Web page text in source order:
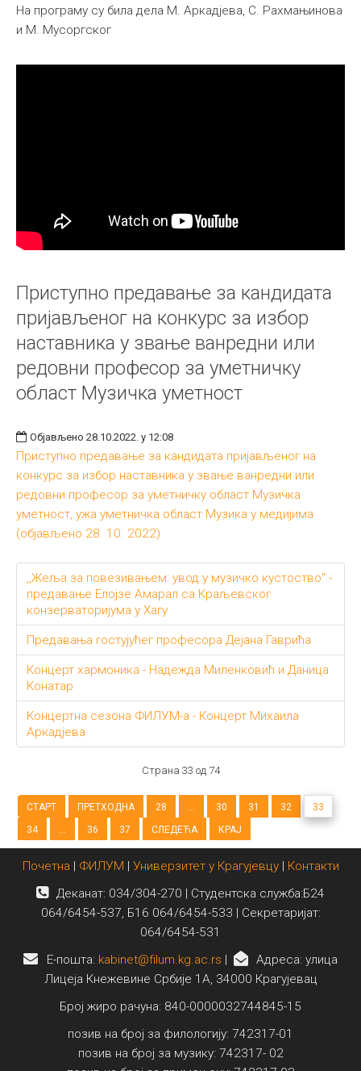
На програму су била дела М. Аркадјева, С. Рахмањинова
и М. Мусоргског
Приступно предавање за кандидата
пријављеног на конкурс за избор
наставника у звање ванредни или
редовни професор за уметничку
област Музичка уметност
Објављено 28.10.2022. у 12:08
Приступно предавање за кандидата пријављеног на
конкурс за избор наставника у звање ванредни или
редовни професор за уметничку област Музичка
уметност, ужа уметничка област Музика у медијима
(објављено 28. 10. 2022)
,,Жеља за повезивањем: увод у музичко кустоство" -
предавање Елојзе Амарал са Краљевског
конзерваторијума у Хагу
Предавања гостујућег професора Дејана Гаврића
Концерт хармоника - Надежда Миленковић и Даница
Конатар
Концертна сезона ФИЛУМ-а - Концерт Михаила
Аркадјева
Страна 33 од 74
СТАРТ ПРЕТХОДНА 28 30 31 32
33
34
36 37 СЛЕДЕЋА КРАЈ
Почетна | ФИЛУМ | Универзитет у Крагујевцу| Контакти
Деканат: 034/304-270 | Студентска служба:Б24
064/6454-537, Б16 064/6454-533 | Секретаријат:
064/6454-531
E-пошта: kabinet@filum.kg.ac.rs |
Адреса: улица
Лицеја Кнежевине Србије 1А, 34000 Крагујевац
Број жиро рачуна: 840-0000032744845-15
позив на број за филологију: 742317-01
позив на број за музику: 742317- 02